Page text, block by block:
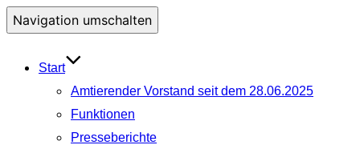
Navigation umschalten
Start
Amtierender Vorstand seit dem 28.06.2025
Funktionen
Presseberichte